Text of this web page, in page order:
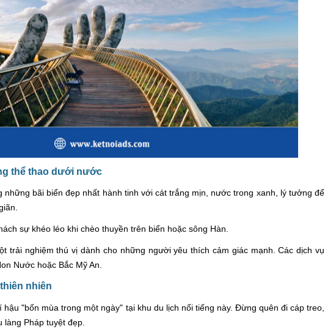
thể thao dưới nước
những bãi biển đẹp nhất hành tinh với cát trắng mịn, nước trong xanh, lý tưởng để
sự khéo léo khi chèo thuyền trên biển hoặc sông Hàn.
trải nghiệm thú vị dành cho những người yêu thích cảm giác mạnh. Các dịch vụ
Nước hoặc Bắc Mỹ An.
nhiên
hậu "bốn mùa trong một ngày" tại khu du lịch nổi tiếng này. Đừng quên đi cáp treo,
làng Pháp tuyệt đẹp.